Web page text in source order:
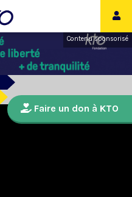
Contenu sponsorisé
Faire un don à KTO